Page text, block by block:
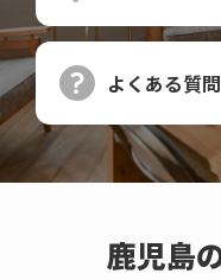
よくある質問